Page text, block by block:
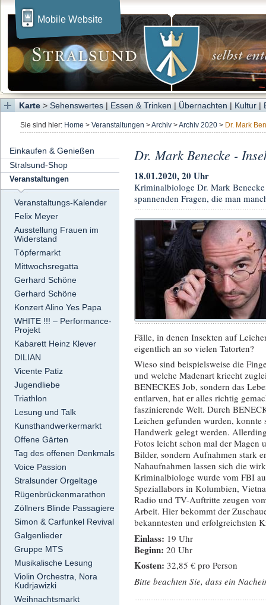
Mobile Website
Karte > Sehenswertes | Essen & Trinken | Übernachten | Kultur |
Sie sind hier: Home > Veranstaltungen >Archiv >Archiv 2020 > Dr. Mark
Einkaufen & Genießen
Stralsund-Shop
Veranstaltungen
Veranstaltungs-Kalender
Felix Meyer
Ausstellung Frauen im
Widerstand
Töpfermarkt
Mittwochsregatta
Gerhard Schöne
Gerhard Schöne
Konzert Alino Yes Papa
WHITE !!! – Performance-
Projekt
Kabarett Heinz Klever
DILIAN
Vicente Patiz
Jugendliebe
Triathlon
Lesung und Talk
Kunsthandwerkermarkt
Offene Gärten
Tag des offenen Denkmals
Voice Passion
Stralsunder Orgeltage
Rügenbrückenmarathon
Zöllners Blinde Passagiere
Simon & Carfunkel Revival
Galgenlieder
Gruppe MTS
Musikalische Lesung
Violin Orchestra, Nora
Kudrjawizki
Weihnachtsmarkt
Dr. Mark Benecke -
18.01.2020, 20 Uhr
Kriminalbiologe Dr. Mark
spannenden Fragen, die man
Fälle, in denen Insekten auf
eigentlich an so vielen Tatorten?
Wieso sind beispielsweise die
und welche Madenart kriecht
BENECKES Job, sondern das
entlarven, hat er alles richtig
faszinierende Welt. Durch
Leichen gefunden wurden, konnte
Handwerk gelegt werden.
Fotos leicht schon mal der Magen
Bilder, sondern Aufnahmen stark
Nahaufnahmen lassen sich die
Kriminalbiologe wurde vom FBI
Speziallabors in Kolumbien,
Radio und TV-Auftritte zeugen
Arbeit. Hier bekommt der
bekanntesten und erfolgreichsten
Einlass: 19 Uhr
Beginn: 20 Uhr
Kosten: 32,85 € pro Person
Bitte beachten Sie, dass ein